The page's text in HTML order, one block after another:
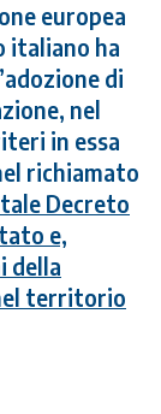
europea
italiano ha
di
nel
in essa
richiamato
Decreto
e,
della
territorio